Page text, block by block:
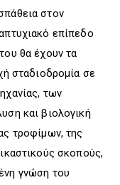
στον
επίπεδο
θα έχουν τα
σταδιοδρομία σε
των
και βιολογική
τροφίμων, της
σκοπούς,
γνώση του